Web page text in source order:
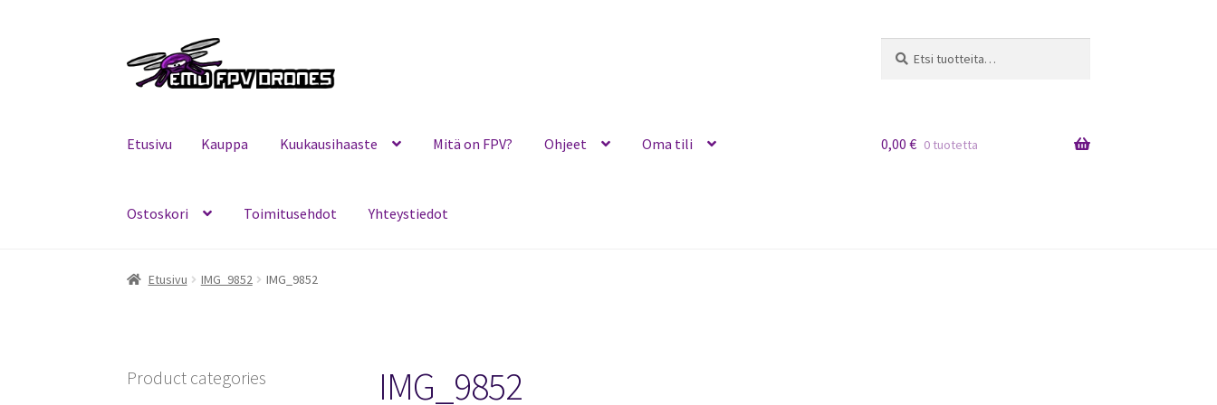
navigointiin
sisältöön
Etusivu Kauppa Kuukausihaaste Mitä on FPV? Ohjeet Oma tili
Ostoskori Toimitusehdot Yhteystiedot
Etusivu Kauppa Kuukausihaaste
0,00 € 0 tuotetta
Etusivu IMG_9852 IMG_9852
IMG_9852
Product categories